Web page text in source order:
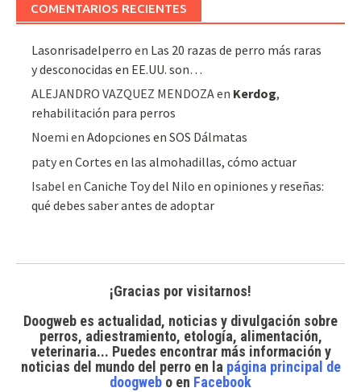
COMENTARIOS RECIENTES
Lasonrisadelperro en Las 20 razas de perro más raras
y desconocidas en EE.UU. son…
ALEJANDRO VAZQUEZ MENDOZAen Kerdog,
rehabilitación para perros
Noemi enAdopciones en SOS Dálmatas
patyenCortes en las almohadillas, cómo actuar
Isabel enCaniche Toy del Nilo en opiniones y reseñas:
qué debes saber antes de adoptar
¡Gracias por visitarnos!
Doogweb es actualidad, noticias y divulgación sobre
perros, adiestramiento, etología, alimentación,
veterinaria... Puedes encontrar más información y
noticias del mundo del perroen la página principal de
doogweb o en Facebook